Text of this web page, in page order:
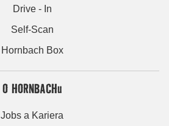
Drive - In
Self-Scan
Hornbach Box
O HORNBACHu
Jobs a Kariera